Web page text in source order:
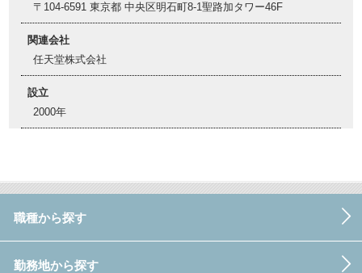
〒104-6591 東京都 中央区明石町8-1聖路加タワー46F
関連会社
任天堂株式会社
設立
2000年
職種から探す
勤務地から探す